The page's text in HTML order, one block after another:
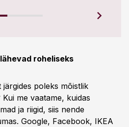
roheliseks
poleks mõistlik
me vaatame, kuidas
ja riigid, siis nende
Google, Facebook, IKEA